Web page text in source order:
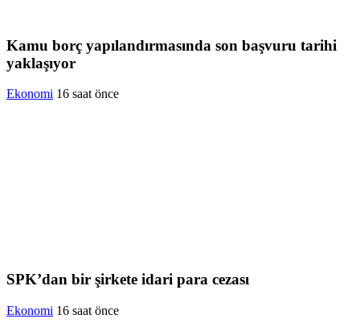
Kamu borç yapılandırmasında son başvuru tarihi
yaklaşıyor
Ekonomi 16 saat önce
SPK’dan bir şirkete idari para cezası
Ekonomi 16 saat önce